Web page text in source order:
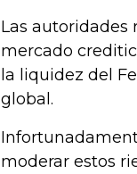
Las autoridades
mercado
la liquidez del
global.
moderar estos